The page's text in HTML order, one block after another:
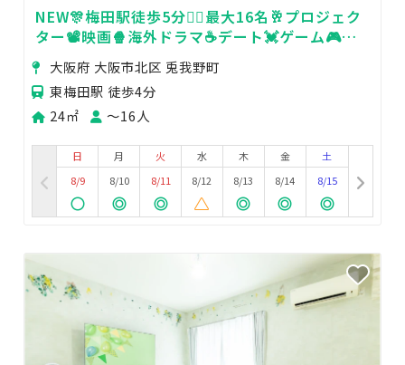
NEW🎊梅田駅徒歩5分🚶‍♀️最大16名🥂プロジェク
ター📽️映画🍿海外ドラマ☕️デート💓ゲーム🎮女
子会💗タコパ🐙推し活🌟飲み会🍻ママ会🧚
大阪府 大阪市北区 兎我野町
東梅田駅 徒歩4分
24㎡
〜16人
日
8/9
月
8/10
火
8/11
水
8/12
木
8/13
金
8/14
土
8/15